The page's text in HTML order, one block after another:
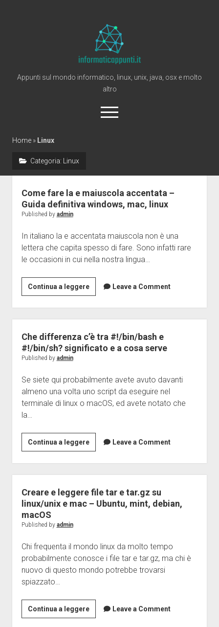
Informaticappunti
Appunti sul mondo informatico, linux, unix, java, osx e molto
altro
open
menu
Linux
Home» Linux
Categoria: Linux
Come fare la e maiuscola accentata –
Guida definitiva windows, mac, linux
Published by admin
In italiano la e accentata maiuscola non è una
lettera che capita spesso di fare. Sono infatti rare
le occasioni in cui nella nostra lingua…
Continua a leggereCome
fare
la
e
maiuscola
accentata
definitiva
windows,
mac,
Leave a Comment
Che differenza c’è tra #!/bin/bash e
#!/bin/sh? significato e a cosa serve
Published by admin
Se siete qui probabilmente avete avuto davanti
almeno una volta uno script da eseguire nel
terminale di linux o macOS, ed avete notato che
la…
Continua a leggereChe
differenza
c’è
tra
#!/bin/bash
a
cosa
serve
Leave a Comment
Creare e leggere file tar e tar.gz su
linux/unix e mac – Ubuntu, mint, debian,
macOS
Published by admin
Chi frequenta il mondo linux da molto tempo
probabilmente conosce i file tar e tar.gz, ma chi è
nuovo di questo mondo potrebbe trovarsi
spiazzato…
Continua a leggereCreare
e
Leave a Comment